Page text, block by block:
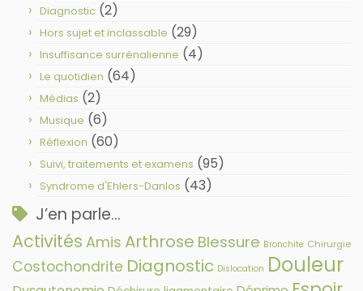
Diagnostic (2)
Hors sujet et inclassable (29)
Insuffisance surrénalienne (4)
Le quotidien (64)
Médias (2)
Musique (6)
Réflexion (60)
Suivi, traitements et examens (95)
Syndrome d'Ehlers-Danlos (43)
J’en parle…
Activités Amis Arthrose Blessure Bronchite Chirurgie
Costochondrite Diagnostic Dislocation Douleur